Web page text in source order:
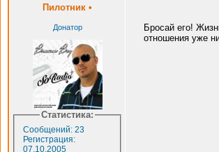
Пилотник •
Донатор
Статистика:
Сообщений: 23
Регистрация:
07.10.2005
Бросай его!
отношения уже